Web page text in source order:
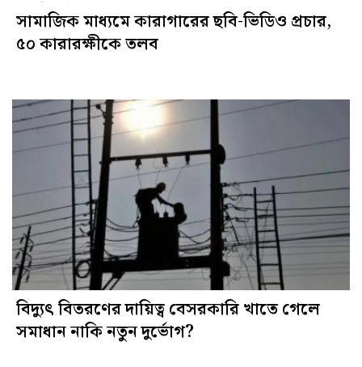
সামাজিক মাধ্যমে কারাগারের ছবি-ভিডিও প্রচার,
৫০ কারারক্ষীকে তলব
বিদ্যুৎ বিতরণের দায়িত্ব বেসরকারি খাতে গেলে
সমাধান নাকি নতুন দুর্ভোগ?